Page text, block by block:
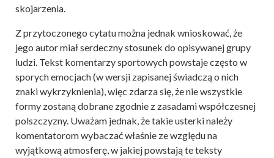
skojarzenia.
Z przytoczonego cytatu można jednak wnioskować, że
jego autor miał serdeczny stosunek do opisywanej grupy
ludzi. Tekst komentarzy sportowych powstaje często w
sporych emocjach (w wersji zapisanej świadczą o nich
znaki wykrzyknienia), więc zdarza się, że nie wszystkie
formy zostaną dobrane zgodnie z zasadami współczesnej
polszczyzny. Uważam jednak, że takie usterki należy
komentatorom wybaczać właśnie ze względu na
wyjątkową atmosferę, w jakiej powstają te teksty